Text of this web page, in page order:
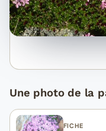
Une photo de la
FICHE